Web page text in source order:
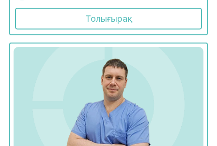
Толығырақ